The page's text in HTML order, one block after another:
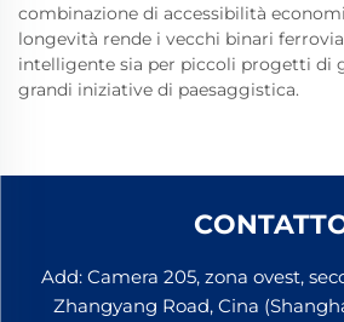
combinazione di accessibilità
longevità rende i vecchi binari
intelligente sia per piccoli progetti di
grandi iniziative di paesaggistica.
Add: Camera 205, zona ovest,
Zhangyang Road, Cina